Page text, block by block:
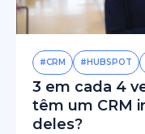
#CRM #HUBSPOT
3 em cada 4
têm um CRM
deles?